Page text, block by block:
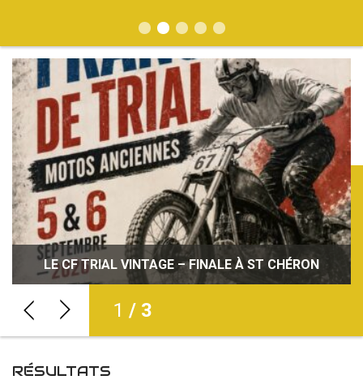
CARNET NOIR : BRUNO ALBERO
LE CF TRIAL VINTAGE – FINALE À ST CHÉRON
JOURNÉES DÉCOUVERTE DE LA MOTO : INITIEZ-
VOUS À LA PRATIQUE DE LA MOTO PARTOUT EN
FRANCE !
2 / 3
RÉSULTATS